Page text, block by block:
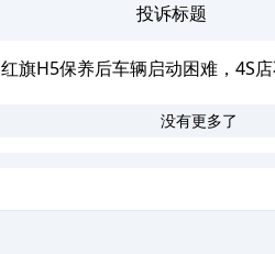
投诉标题
红旗H5保养后车辆启动困难，4S
没有更多了